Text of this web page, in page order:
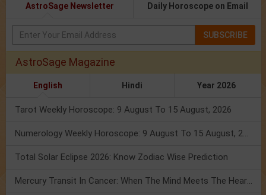
AstroSage Newsletter Daily Horoscope on Email
SUBSCRIBE
AstroSage Magazine
English Hindi Year 2026
Tarot Weekly Horoscope: 9 August To 15 August, 2026
Numerology Weekly Horoscope: 9 August To 15 August, 2026
Total Solar Eclipse 2026: Know Zodiac Wise Prediction
Mercury Transit In Cancer: When The Mind Meets The Heart!